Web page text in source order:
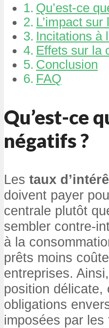
Qu’est-ce
L’impact
Incitations à
Effets sur la
Conclusion
FAQ
Qu’est-ce
négatifs ?
Les taux
doivent payer
centrale plutôt
sembler contre-
à la
prêts moins
entreprises.
position délicate,
obligations
imposées par les